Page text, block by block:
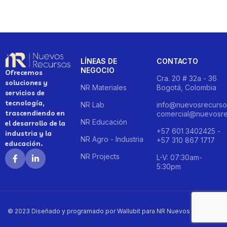
Ofrecemos
soluciones y
servicios de
tecnología,
trascendiendo en
el desarrollo de la
industria y la
educación.
LÍNEAS DE
NEGOCIO
NR Materiales
NR Lab
NR Educación
NR Agro - Industria
NR Projects
CONTACTO
Cra. 20 # 32a - 36
Bogotá, Colombia
+57 601 3402425 -
+57 310 867 1717
L-V: 07:30am-
5:30pm
© 2023 Diseñado y programado por Wallubit para NR Nuevos Recursos